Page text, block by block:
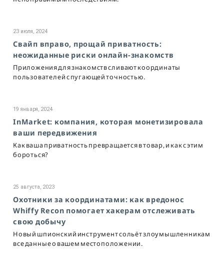
23 июля, 2024
Свайп вправо, прощай приватность:
неожиданные риски онлайн-знакомств
Приложения для знакомств сливают координаты
пользователей с пугающей точностью.
19 января, 2024
InMarket: компания, которая монетизировала
ваши передвижения
Как ваша приватность превращается в товар, и как с этим
бороться?
25 августа, 2023
Охотники за координатами: как вредонос
Whiffy Recon помогает хакерам отслеживать
свою добычу
Новый шпионский инструмент сольёт злоумышленникам
все данные о вашем местоположении.